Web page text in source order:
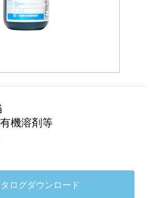
機溶剤等
ログダウンロード